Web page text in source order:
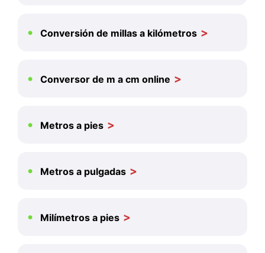
Conversión de millas a kilómetros
Conversor de m a cm online
Metros a pies
Metros a pulgadas
Milímetros a pies